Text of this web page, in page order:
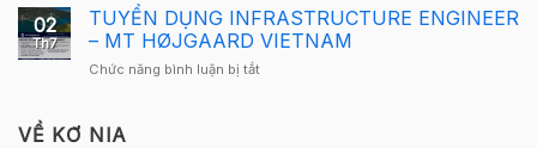
Nam
2026
Hà
2026
quay
lại
báo
tuyển
sinh
–
02
Th7
TUYỂN DỤNG INFRASTRUCTURE ENGINEER
– MT HØJGAARD VIETNAM
Chức năng bình luận bị tắtở
VỀ KƠ NIA